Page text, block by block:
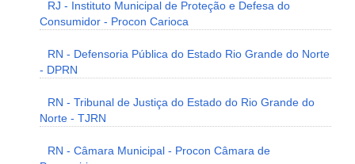
RJ - Instituto Municipal de Proteção e Defesa do
Consumidor - Procon Carioca
RN - Defensoria Pública do Estado Rio Grande do Norte
- DPRN
RN - Tribunal de Justiça do Estado do Rio Grande do
Norte - TJRN
RN - Câmara Municipal - Procon Câmara de